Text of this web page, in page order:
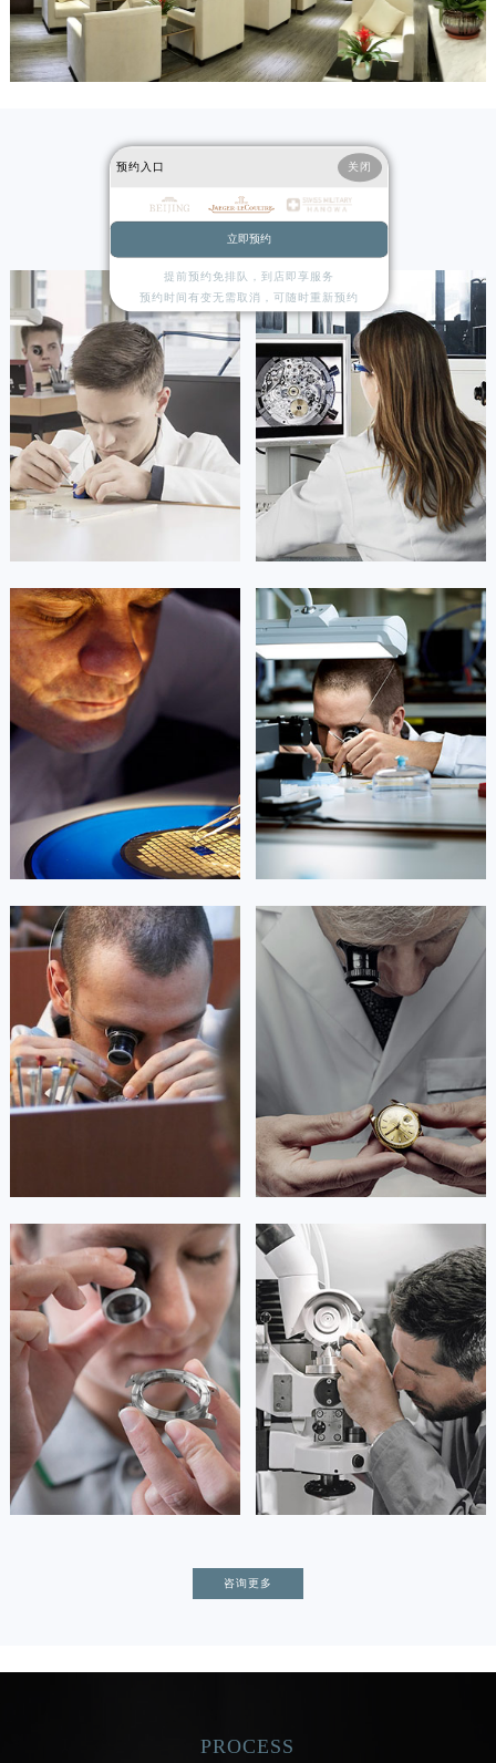
积家售后服务中心技师团队
凯罗尔·切尔西
资深积家技师
是积家售后服务中心
(积家保养中心)
的高级技师之一
Beijing Jaeger Maintain center
北京积家维修
达芙妮·克劳迪娅
资深积家技师
是积家售后服务中心
(积家保养中心)
的高级技师之一
Shanghai Jaeger Maintain center
 上海积家维修
艾德琳·亚历桑德拉
资深积家技师
是积家售后服务中心
(积家保养中心)
的高级技师之一
Guangzhou Jaeger Maintain center
 广州积家维修
艾莉森·安吉莉亚
资深积家技师
是积家售后服务中心
(积家保养中心)
的高级技师之一
Shenzhen Jaeger Maintain center
 深圳积家维修
安尼塔·阿普里尔
资深积家技师
是积家售后服务中心
(积家保养中心)
的高级技师之一
Tianjin Jaeger Maintain center
 天津积家维修
贝亚特·布兰奇
资深积家技师
是积家售后服务中心
(积家保养中心)
的高级技师之一
Nanjing Jaeger Maintain center
 上海积家保养
辛迪·克莱门特
资深积家技师

咨询更多
PROCESS
预约入口 关闭
立即预约
提前预约免排队，到店即享服务
预约时间有变无需取消，可随时重新预约